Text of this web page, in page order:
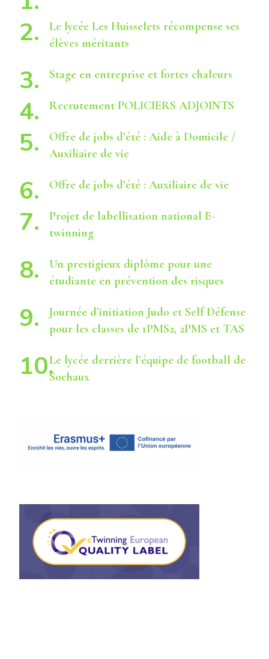
Le lycée Les Huisselets récompense ses
élèves méritants
Stage en entreprise et fortes chaleurs
Recrutement POLICIERS ADJOINTS
Offre de jobs d’été : Aide à Domicile /
Auxiliaire de vie
Offre de jobs d’été : Auxiliaire de vie
Projet de labellisation national E-
twinning
Un prestigieux diplôme pour une
étudiante en prévention des risques
Journée d’initiation Judo et Self Défense
pour les classes de 1PMS2, 2PMS et TAS
Le lycée derrière l’équipe de football de
Sochaux